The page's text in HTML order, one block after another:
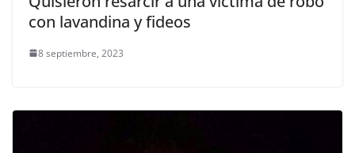
con lavandina y fideos
8 septiembre, 2023